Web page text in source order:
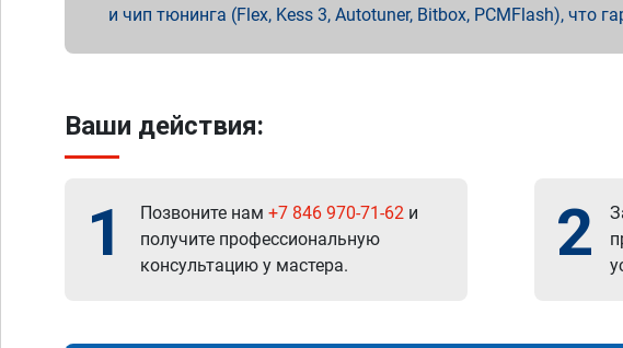
и чип тюнинга (Flex, Kess 3, Autotuner, Bitbox, PCMFlash), что
Ваши действия:
1 Позвоните нам +7 846 970-71-62 и
получите профессиональную
консультацию у мастера.
2